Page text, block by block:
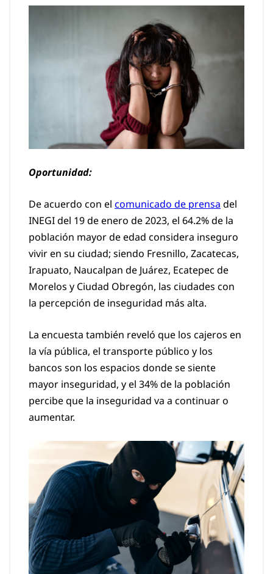
Oportunidad:
De acuerdo con el comunicado de prensa del
INEGI del 19 de enero de 2023, el 64.2% de la
población mayor de edad considera inseguro
vivir en su ciudad; siendo Fresnillo, Zacatecas,
Irapuato, Naucalpan de Juárez, Ecatepec de
Morelos y Ciudad Obregón, las ciudades con
la percepción de inseguridad más alta.
La encuesta también reveló que los cajeros en
la vía pública, el transporte público y los
bancos son los espacios donde se siente
mayor inseguridad, y el 34% de la población
percibe que la inseguridad va a continuar o
aumentar.